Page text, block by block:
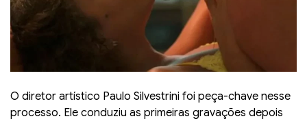
O diretor artístico Paulo Silvestrini foi peça-chave nesse
processo. Ele conduziu as primeiras gravações depois